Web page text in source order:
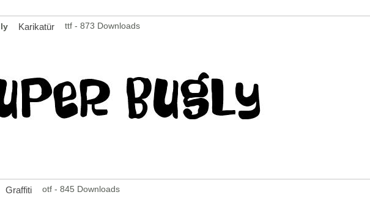
Karikatür ttf - 873 Downloads
Graffiti otf - 845 Downloads